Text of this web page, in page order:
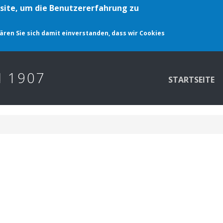
um die Benutzererfahrung zu
Sie sich damit einverstanden, dass wir Cookies
1907 Main
navigation
STARTSEITE